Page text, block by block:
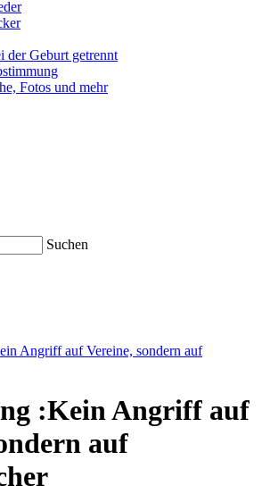
der Geburt getrennt
Fotos und mehr
Suchen
Angriff auf Vereine, sondern auf
:Kein Angriff auf
auf